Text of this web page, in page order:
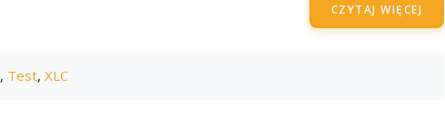
CZYTAJ WIĘCEJ
, Test, XLC